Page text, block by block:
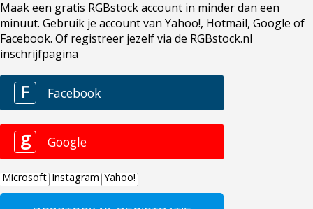
Maak een gratis RGBstock account in minder dan een
minuut. Gebruik je account van Yahoo!, Hotmail, Google of
Facebook. Of registreer jezelf via de RGBstock.nl
inschrijfpagina
F Facebook
g Google
Microsoft Instagram Yahoo!